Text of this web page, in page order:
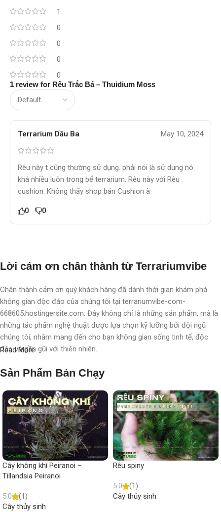
1
0
0
0
0
1 review for Rêu Trắc Bá – Thuidium Moss
Terrarium Dầu Ba May 10, 2024
Rêu này t cũng thường sử dụng. phải nói là sử dụng nó
khá nhiều luôn trong bể terrarium. Rêu này với Rêu
cushion. Không thấy shop bán Cushion à
0 0
Lời cám ơn chân thành từ Terrariumvibe
Chân thành cảm ơn quý khách hàng đã dành thời gian khám phá
không gian độc đáo của chúng tôi tại terrariumvibe-com-
668605.hostingersite.com. Đây không chỉ là những sản phẩm, mà là
những tác phẩm nghệ thuật được lựa chọn kỹ lưỡng bởi đội ngũ
chúng tôi, nhằm mang đến cho bạn không gian sống tinh tế, độc
đáo và gần gũi với thiên nhiên.
Với chúng tôi, terrarium không chỉ là nghệ thuật, mà còn là một triết
chúng tôi chăm chút, chắp cánh cho từng không gian, từng cá nhân.
Mỗi sản phẩm không chỉ là một vật trang trí, mà còn là một hành
trình khám phá thiên nhiên tinh tế được thể hiện qua từng chi tiết
nhỏ.
Mong muốn nhỏ nhoi
Hy vọng rằng quý khách sẽ không chỉ trải nghiệm mua sắm, mà còn
nhận thức được vẻ đẹp và ý nghĩa sâu sắc đằng sau từng sản
phẩm, từng mẫu terrarium. Chúng tôi mong muốn rằng bạn sẽ tìm
Read More
Sản Phẩm Bán Chạy
Cây không khí Peiranoi –
Tillandsia Peiranoi
5.0
(1)
Cây thủy sinh
Rêu spiny
5.0
(1)
Cây thủy sinh